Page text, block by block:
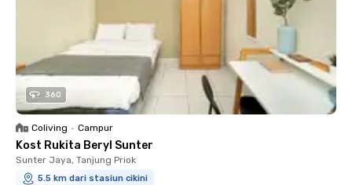
360
Coliving • Campur
Kost Rukita Beryl Sunter
Sunter Jaya, Tanjung Priok
5.5 km dari stasiun cikini